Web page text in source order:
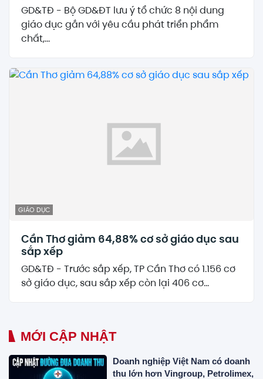
GD&TĐ - Bộ GD&ĐT lưu ý tổ chức 8 nội dung
giáo dục gắn với yêu cầu phát triển phẩm
chất,...
GIÁO DỤC
Cần Thơ giảm 64,88% cơ sở giáo dục sau
sắp xếp
GD&TĐ - Trước sắp xếp, TP Cần Thơ có 1.156 cơ
sở giáo dục, sau sắp xếp còn lại 406 cơ...
MỚI CẬP NHẬT
Doanh nghiệp Việt Nam có doanh
thu lớn hơn Vingroup, Petrolimex,